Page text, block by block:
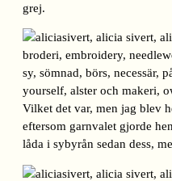
grej.
Vilket det var, men jag blev
eftersom garnvalet gjorde
låda i sybyrån sedan dess,